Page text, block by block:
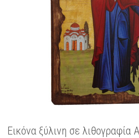
Εικόνα ξύλινη σε λιθογραφία